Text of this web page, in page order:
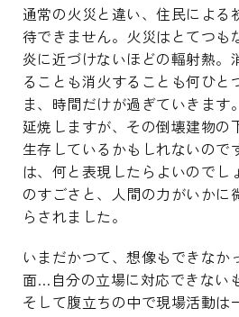
通常の火災と違い、住民による
待できません。火災はとてつも
炎に近づけないほどの輻射熱。
ることも消火することも何ひと
ま、時間だけが過ぎていきます
延焼しますが、その倒壊建物の
生存しているかもしれないので
は、何と表現したらよいのでし
のすごさと、人間の力がいかに
らされました。
いまだかつて、想像もできなか
面…自分の立場に対応できない
そして腹立ちの中で現場活動は